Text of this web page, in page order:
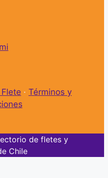
· Términos y
de fletes y
Chile